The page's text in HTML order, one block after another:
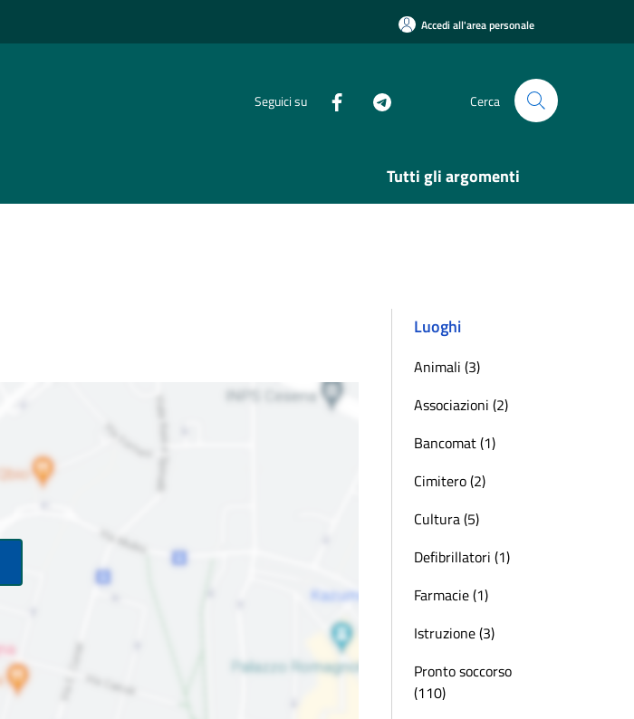
Accedi all'area personale
Seguici su Cerca
Tutti gli argomenti
Luoghi
Animali (3)
Associazioni (2)
Bancomat (1)
Cimitero (2)
Cultura (5)
Defibrillatori (1)
Farmacie (1)
Istruzione (3)
Pronto soccorso
(110)